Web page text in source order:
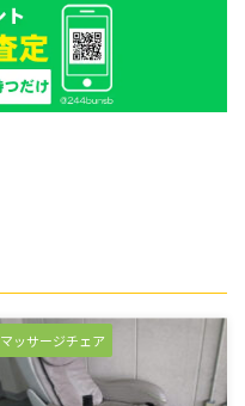
マッサージチェア